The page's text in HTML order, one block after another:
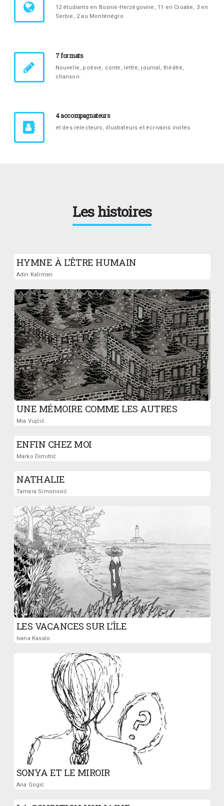
12 étudiants en Bosnie-Herzégovine, 11 en Croatie, 3 en
Serbie, 2 au Monténégro.
7 formats
Nouvelle, poésie, conte, lettre, journal, théâtre,
chanson.
4 accompagnateurs
et des relecteurs, illustrateurs et écrivains invités
Les histoires
HYMNE À L’ÊTRE HUMAIN
Adin Kaliman
UNE MÉMOIRE COMME LES AUTRES
Mia Vujčić
ENFIN CHEZ MOI
Marko Dimitrić
NATHALIE
Tamara Simonović
LES VACANCES SUR L’ÎLE
Ivana Kasalo
SONYA ET LE MIROIR
Ana Gogić